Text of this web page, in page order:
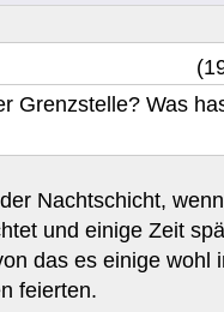
Grenzstelle? Was
Nachtschicht,
und einige Zeit
das es einige wohl
feierten.